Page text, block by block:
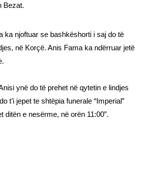
Bezat.
ka njoftuar se bashkëshorti i saj do të
në Korçë. Anis Fama ka ndërruar jetë
ynë do të prehet në qytetin e lindjes
t’i jepet te shtëpia funerale “Imperial”
ditën e nesërme, në orën 11:00”.